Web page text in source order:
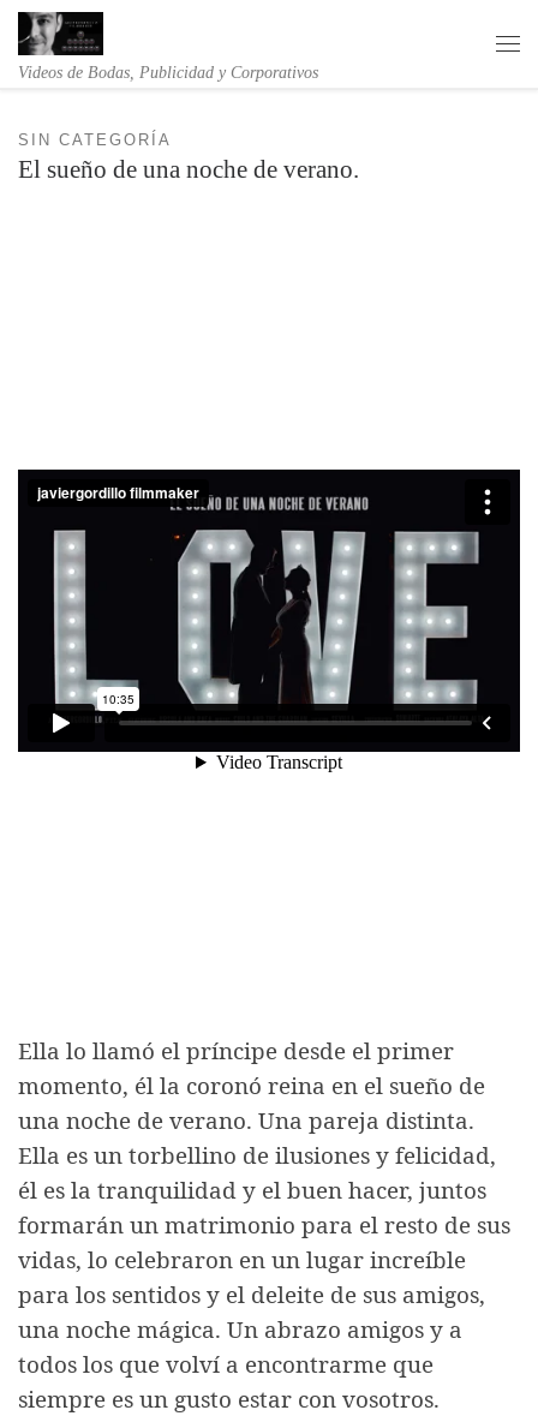
Saltar al contenido
Videos de Bodas, Publicidad y Corporativos
SIN CATEGORÍA
El sueño de una noche de verano.
Ella lo llamó el príncipe desde el primer
momento, él la coronó reina en el sueño de
una noche de verano. Una pareja distinta.
Ella es un torbellino de ilusiones y felicidad,
él es la tranquilidad y el buen hacer, juntos
formarán un matrimonio para el resto de sus
vidas, lo celebraron en un lugar increíble
para los sentidos y el deleite de sus amigos,
una noche mágica. Un abrazo amigos y a
todos los que volví a encontrarme que
siempre es un gusto estar con vosotros.